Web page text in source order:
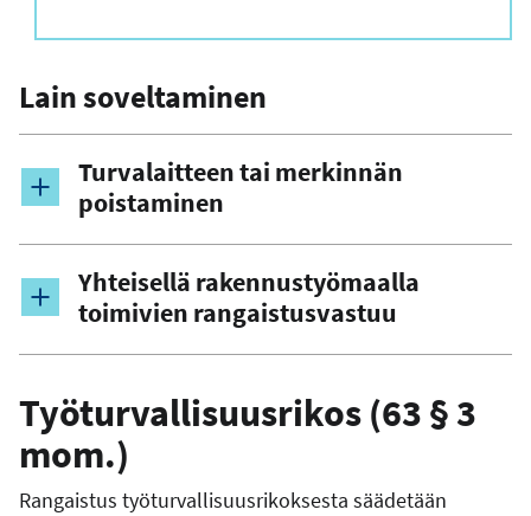
Lain soveltaminen
Turvalaitteen tai merkinnän
poistaminen
Yhteisellä rakennustyömaalla
toimivien rangaistusvastuu
Työturvallisuusrikos (63 § 3
mom.)
Rangaistus työturvallisuusrikoksesta säädetään